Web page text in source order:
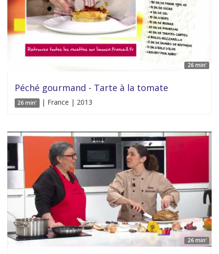
26 min'
Péché gourmand - Tarte à la tomate
26 min' | France | 2013
26 min'